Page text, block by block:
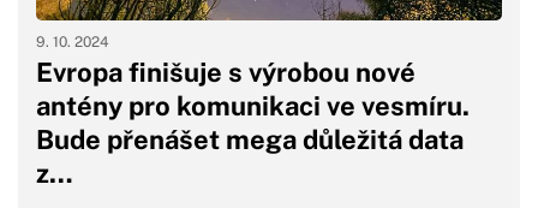
Evropa finišuje s výrobou nové
antény pro komunikaci ve vesmíru.
Bude přenášet mega důležitá data
z…
9. 10. 2024